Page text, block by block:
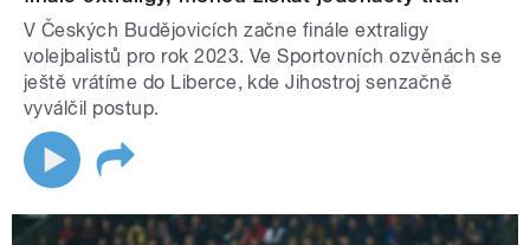
V Českých Budějovicích začne finále extraligy
volejbalistů pro rok 2023. Ve Sportovních ozvěnách se
ještě vrátíme do Liberce, kde Jihostroj senzačně
vyválčil postup.